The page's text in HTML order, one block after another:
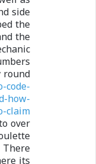
side
the
the
code-
how-
claim/
over